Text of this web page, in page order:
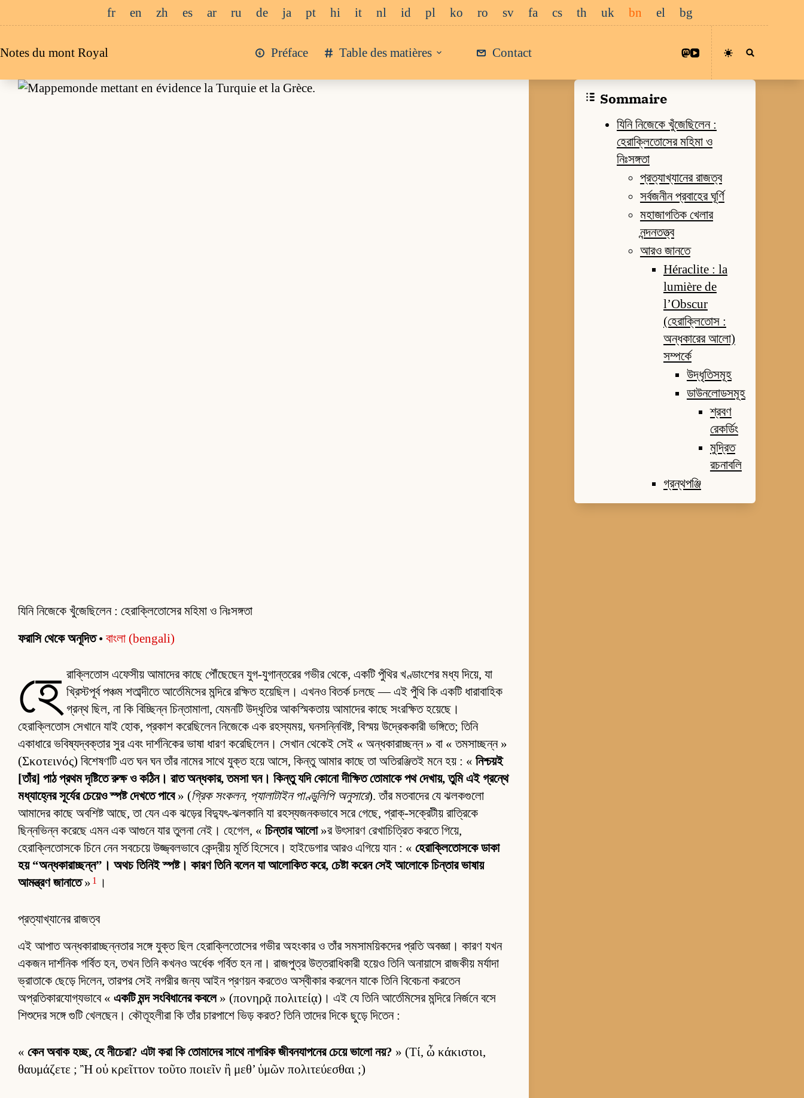
au
fr en zh es ar ru de ja pt hi it nl id pl ko ro sv fa cs th uk bn el bg
Notes du mont Royal Préface Table des matières Contact
যিনি নিজেকে খুঁজেছিলেন : হেরাক্লিতোসের মহিমা ও নিঃসঙ্গতা
ফরাসি থেকে অনূদিত• বাংলা (bengali)
হে রাক্লিতোস এফেসীয় আমাদের কাছে পৌঁছেছেন যুগ-যুগান্তরের গভীর থেকে, একটি পুঁথির খণ্ডাংশের মধ্য দিয়ে, যা
খ্রিস্টপূর্ব পঞ্চম শতাব্দীতে আর্তেমিসের মন্দিরে রক্ষিত হয়েছিল। এখনও বিতর্ক চলছে — এই পুঁথি কি একটি ধারাবাহিক
গ্রন্থ ছিল, না কি বিচ্ছিন্ন চিন্তামালা, যেমনটি উদ্ধৃতির আকস্মিকতায় আমাদের কাছে সংরক্ষিত হয়েছে।
হেরাক্লিতোস সেখানে যাই হোক, প্রকাশ করেছিলেন নিজেকে এক রহস্যময়, ঘনসন্নিবিষ্ট, বিস্ময় উদ্রেককারী ভঙ্গিতে; তিনি
একাধারে ভবিষ্যদ্বক্তার সুর এবং দার্শনিকের ভাষা ধারণ করেছিলেন। সেখান থেকেই সেই « অন্ধকারাচ্ছন্ন » বা « তমসাচ্ছন্ন »
(Σκοτεινός) বিশেষণটি এত ঘন ঘন তাঁর নামের সাথে যুক্ত হয়ে আসে, কিন্তু আমার কাছে তা অতিরঞ্জিতই মনে হয় : « নিশ্চয়ই
[তাঁর] পাঠ প্রথম দৃষ্টিতে রুক্ষ ও কঠিন। রাত অন্ধকার, তমসা ঘন। কিন্তু যদি কোনো দীক্ষিত তোমাকে পথ দেখায়, তুমি এই গ্রন্থে
মধ্যাহ্নের সূর্যের চেয়েও স্পষ্ট দেখতে পাবে» (গ্রিক সংকলন, প্যালাটাইন পাণ্ডুলিপি অনুসারে). তাঁর মতবাদের যে ঝলকগুলো
আমাদের কাছে অবশিষ্ট আছে, তা যেন এক ঝড়ের বিদ্যুৎ-ঝলকানি যা রহস্যজনকভাবে সরে গেছে, প্রাক্-সক্রেটীয় রাত্রিকে
ছিন্নভিন্ন করেছে এমন এক আগুনে যার তুলনা নেই। হেগেল, « চিন্তার আলো»র উৎসারণ রেখাচিত্রিত করতে গিয়ে,
হেরাক্লিতোসকে চিনে নেন সবচেয়ে উজ্জ্বলভাবে কেন্দ্রীয় মূর্তি হিসেবে। হাইডেগার আরও এগিয়ে যান : « হেরাক্লিতোসকে ডাকা
হয় “অন্ধকারাচ্ছন্ন”। অথচ তিনিই স্পষ্ট। কারণ তিনি বলেন যা আলোকিত করে, চেষ্টা করেন সেই আলোকে চিন্তার ভাষায়
আমন্ত্রণ জানাতে» 1 ।
প্রত্যাখ্যানের রাজত্ব
এই আপাত অন্ধকারাচ্ছন্নতার সঙ্গে যুক্ত ছিল হেরাক্লিতোসের গভীর অহংকার ও তাঁর সমসাময়িকদের প্রতি অবজ্ঞা। কারণ যখন
একজন দার্শনিক গর্বিত হন, তখন তিনি কখনও অর্ধেক গর্বিত হন না। রাজপুত্র উত্তরাধিকারী হয়েও তিনি অনায়াসে রাজকীয় মর্যাদা
ভ্রাতাকে ছেড়ে দিলেন, তারপর সেই নগরীর জন্য আইন প্রণয়ন করতেও অস্বীকার করলেন যাকে তিনি বিবেচনা করতেন
অপ্রতিকারযোগ্যভাবে « একটি মন্দ সংবিধানের কবলে» (πονηρᾷ πολιτείᾳ)। এই যে তিনি আর্তেমিসের মন্দিরে নির্জনে বসে
শিশুদের সঙ্গে গুটি খেলছেন। কৌতূহলীরা কি তাঁর চারপাশে ভিড় করত? তিনি তাদের দিকে ছুড়ে দিতেন :
« কেন অবাক হচ্ছ, হে নীচেরা? এটা করা কি তোমাদের সাথে নাগরিক জীবনযাপনের চেয়ে ভালো নয়? » (Τί, ὦ κάκιστοι,
θαυμάζετε ; Ἢ οὐ κρεῖττον τοῦτο ποιεῖν ἢ μεθ’ ὑμῶν πολιτεύεσθαι ;)
Sommaire
যিনি নিজেকে খুঁজেছিলেন :
হেরাক্লিতোসের মহিমা ও
নিঃসঙ্গতা
প্রত্যাখ্যানের রাজত্ব
সর্বজনীন প্রবাহের ঘূর্ণি
মহাজাগতিক খেলার
নন্দনতত্ত্ব
আরও জানতে
Héraclite : la
lumière de
l’Obscur
(হেরাক্লিতোস :
অন্ধকারের আলো)
সম্পর্কে
উদ্ধৃতিসমূহ
ডাউনলোডসমূহ
শ্রবণ
রেকর্ডিং
মুদ্রিত
রচনাবলি
গ্রন্থপঞ্জি